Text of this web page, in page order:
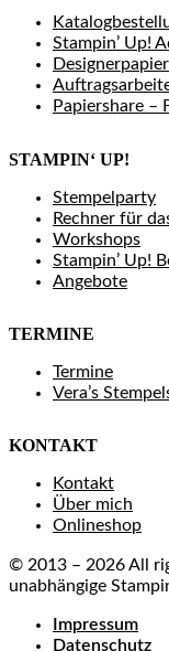
Stampin’ Up!
Papiershare –
STAMPIN‘ UP!
Stempelparty
Rechner für
Workshops
Stampin’ Up!
Angebote
TERMINE
Termine
Vera’s
KONTAKT
Kontakt
Über mich
Onlineshop
© 2013 – 2026 All
unabhängige
Impressum
Datenschutz